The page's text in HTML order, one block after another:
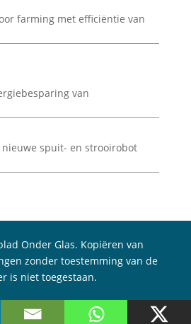
farming met efficiëntie van
van
nieuwe spuit- en strooirobot
Onder Glas. Kopiëren van
zonder toestemming van de
is niet toegestaan.